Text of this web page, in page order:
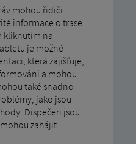
mohou řidiči
informace o trase
kliknutím na
je možné
která zajišťuje,
a mohou
také snadno
jako jsou
Dispečeri jsou
zahájit